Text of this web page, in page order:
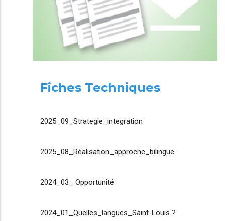
Fiches Techniques
2025_09_Strategie_integration
2025_08_Réalisation_approche_bilingue
2024_03_ Opportunité
2024_01_Quelles_langues_Saint-Louis ?